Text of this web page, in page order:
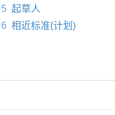
5 起草人
6 相近标准(计划)